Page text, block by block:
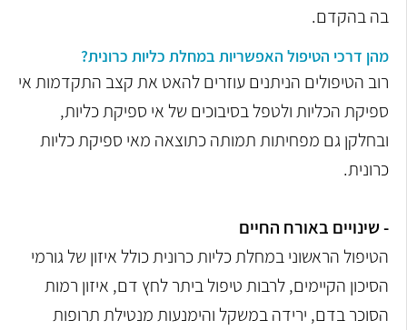
בהבהקדם.
מהן דרכי הטיפול האפשריות במחלת כליות כרונית?
רוב הטיפולים הניתנים עוזרים להאט את קצב התקדמות אי
ספיקת הכליות ולטפלבסיבוכים של אי ספיקת כליות,
ובחלקן גם מפחיתות תמותה כתוצאה מאי ספיקתכליות
כרונית.
- שינויים באורח החיים
הטיפול הראשוני במחלת כליות כרונית כולל איזון של גורמי
הסיכון הקיימים, לרבותטיפול ביתר לחץ דם, איזון רמות
הסוכר בדם, ירידה במשקל והימנעות מנטילתתרופות